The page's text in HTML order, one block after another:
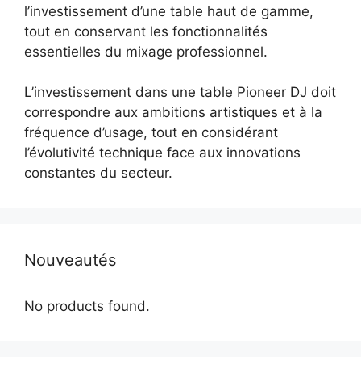
l’investissement d’une table haut de gamme,
tout en conservant les fonctionnalités
essentielles du mixage professionnel.
L’investissement dans une table Pioneer DJ doit
correspondre aux ambitions artistiques et à la
fréquence d’usage, tout en considérant
l’évolutivité technique face aux innovations
constantes du secteur.
Nouveautés
No products found.